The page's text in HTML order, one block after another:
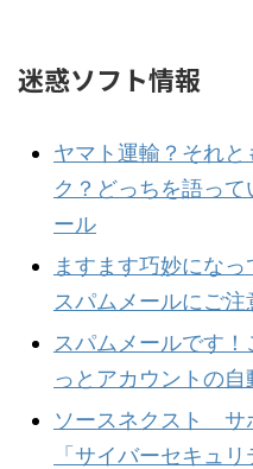
迷惑ソフト情報
ヤマト運輸？それ
ク？どっちを語っ
ール
ますます巧妙にな
スパムメールにご注
スパムメールです
っとアカウントの自
ソースネクスト
「サイバーセキュ